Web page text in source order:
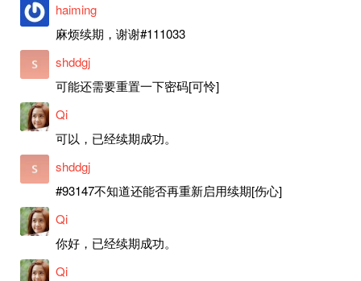
haiming
麻烦续期，谢谢#111033
shddgj
可能还需要重置一下密码[可怜]
Qi
可以，已经续期成功。
shddgj
#93147不知道还能否再重新启用续期[伤心]
Qi
你好，已经续期成功。
Qi